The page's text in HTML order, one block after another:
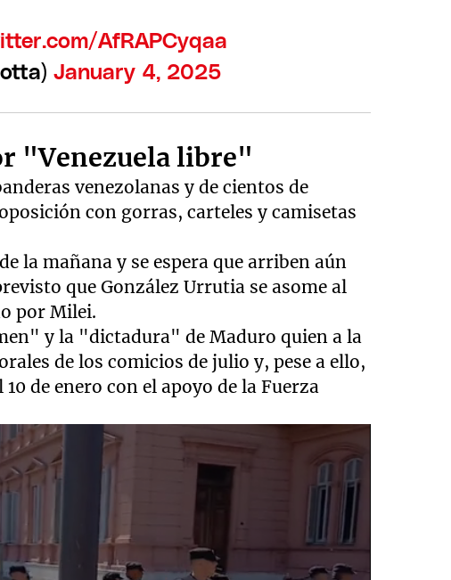
AfRAPCyqaa
January 4, 2025
"Venezuela libre"
venezolanas y de cientos de
con gorras, carteles y camisetas
la mañana y se espera que arriben aún
que González Urrutia se asome al
por Milei.
y la "dictadura" de Maduro quien a la
de los comicios de julio y, pese a ello,
de enero con el apoyo de la Fuerza